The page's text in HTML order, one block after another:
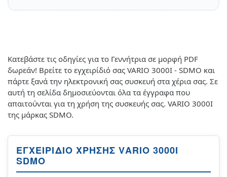
Κατεβάστε τις οδηγίες για το Γεννήτρια σε μορφή PDF
δωρεάν! Βρείτε το εγχειρίδιό σας VARIO 3000I - SDMO και
πάρτε ξανά την ηλεκτρονική σας συσκευή στα χέρια σας. Σε
αυτή τη σελίδα δημοσιεύονται όλα τα έγγραφα που
απαιτούνται για τη χρήση της συσκευής σας. VARIO 3000I
της μάρκας SDMO.
ΕΓΧΕΙΡΊΔΙΟ ΧΡΉΣΗΣ VARIO 3000I
SDMO